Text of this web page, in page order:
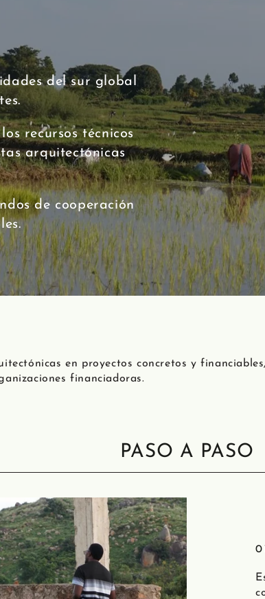
del sur global
recursos técnicos
arquitectónicas
de cooperación
en proyectos concretos y financiables,
financiadoras.
PASO A PASO